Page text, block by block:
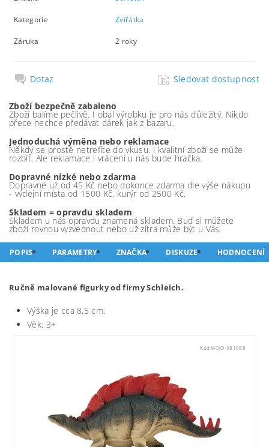
Kategorie Zvířátka
Záruka 2 roky
Dotaz Sledovat dostupnost
Zboží bezpečně zabaleno
Zboží balíme pečlivě. I obal výrobku je pro nás důležitý. Nikdo
přece nechce předávat dárek jak z bazaru.
Jednoduchá výměna nebo reklamace
Někdy se prostě netrefíte do vkusu. I kvalitní zboží se může
rozbít. Ale reklamace i vrácení u nás bude hračka.
Dopravné nízké nebo zdarma
Dopravné už od 45 Kč nebo dokonce zdarma dle výše nákupu
- výdejní místa od 1500 Kč, kurýr od 2500 Kč.
Skladem = opravdu skladem
Skladem u nás opravdu znamená skladem. Buď si můžete
zboží rovnou vyzvednout nebo už zítra může být u Vás.
POPIS PARAMETRY ZNAČKA DISKUZE HODNOCENÍ
Ručně malované figurky od firmy Schleich.
Výška je cca 8,5 cm.
Věk: 3+
Kód:MOJO-381088